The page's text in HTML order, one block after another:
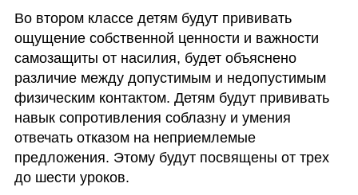
Во втором классе детям будут прививать
ощущение собственной ценности и важности
самозащиты от насилия, будет объяснено
различие между допустимым и недопустимым
физическим контактом. Детям будут прививать
навык сопротивления соблазну и умения
отвечать отказом на неприемлемые
предложения. Этому будут посвящены от трех
до шести уроков.